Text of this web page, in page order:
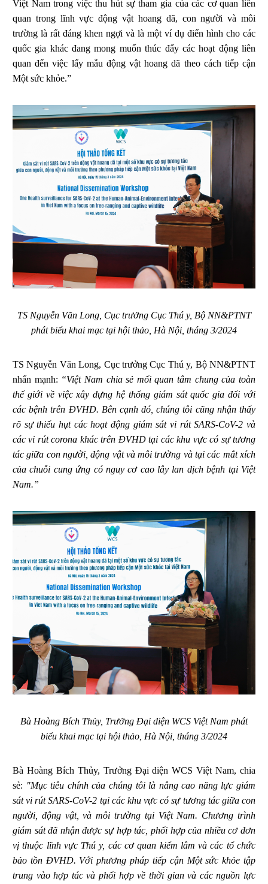
Việt Nam trong việc thu hút sự tham gia của các cơ quan liên
quan trong lĩnh vực động vật hoang dã, con người và môi
trường là rất đáng khen ngợi và là một ví dụ điển hình cho các
quốc gia khác đang mong muốn thúc đẩy các hoạt động liên
quan đến việc lấy mẫu động vật hoang dã theo cách tiếp cận
Một sức khỏe.”
TS Nguyễn Văn Long, Cục trưởng Cục Thú y, Bộ NN&PTNT
phát biểu khai mạc tại hội thảo, Hà Nội, tháng 3/2024
TS Nguyễn Văn Long, Cục trưởng Cục Thú y, Bộ NN&PTNT
nhấn mạnh: “Việt Nam chia sẻ mối quan tâm chung của toàn
thế giới về việc xây dựng hệ thống giám sát quốc gia đối với
các bệnh trên ĐVHD. Bên cạnh đó, chúng tôi cũng nhận thấy
rõ sự thiếu hụt các hoạt động giám sát vi rút SARS-CoV-2 và
các vi rút corona khác trên ĐVHD tại các khu vực có sự tương
tác giữa con người, động vật và môi trường và tại các mắt xích
của chuỗi cung ứng có nguy cơ cao lây lan dịch bệnh tại Việt
Nam.”
Bà Hoàng Bích Thủy, Trưởng Đại diện WCS Việt Nam phát
biểu khai mạc tại hội thảo, Hà Nội, tháng 3/2024
Bà Hoàng Bích Thủy, Trưởng Đại diện WCS Việt Nam, chia
sẻ: "Mục tiêu chính của chúng tôi là nâng cao năng lực giám
sát vi rút SARS-CoV-2 tại các khu vực có sự tương tác giữa con
người, động vật, và môi trường tại Việt Nam. Chương trình
giám sát đã nhận được sự hợp tác, phối hợp của nhiều cơ đơn
vị thuộc lĩnh vực Thú y, các cơ quan kiểm lâm và các tổ chức
bảo tồn ĐVHD. Với phương pháp tiếp cận Một sức khỏe tập
trung vào hợp tác và phối hợp về thời gian và các nguồn lực